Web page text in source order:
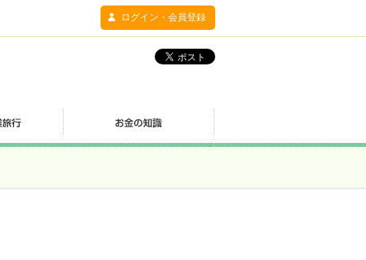
ログイン・会員登録